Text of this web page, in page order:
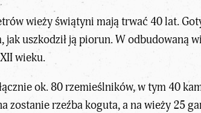
wieży świątyni mają trwać 40 lat.
jak uszkodził ją piorun. W odbudowaną
wieku.
ok. 80 rzemieślników, w tym 40
zostanie rzeźba koguta, a na wieży 25